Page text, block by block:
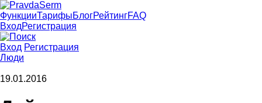
ФункцииТарифыБлогРейтингFAQ
ВходРегистрация
Вход Регистрация
Люди
19.01.2016